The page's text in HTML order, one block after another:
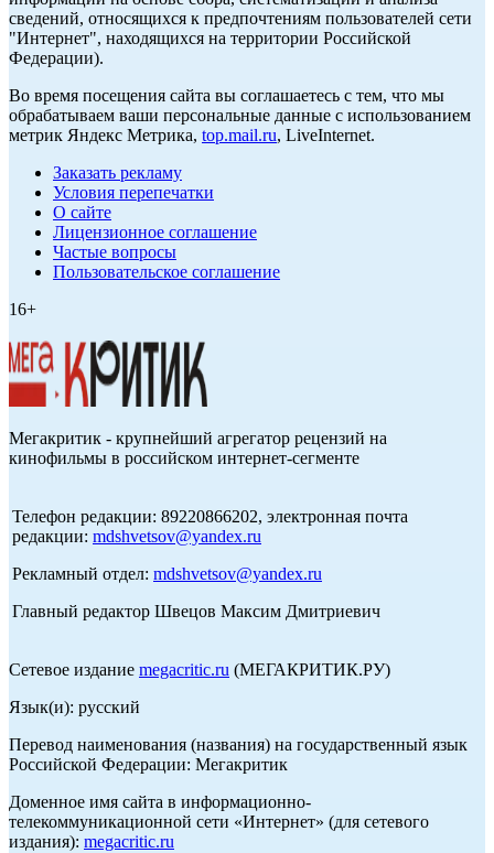
сведений, относящихся к предпочтениям пользователей сети
"Интернет", находящихся на территории Российской
Федерации).
Во время посещения сайта вы соглашаетесь с тем, что мы
обрабатываем ваши персональные данные с использованием
метрик Яндекс Метрика, top.mail.ru, LiveInternet.
Заказать рекламу
Условия перепечатки
О сайте
Лицензионное соглашение
Частые вопросы
Пользовательское соглашение
16+
Мегакритик - крупнейший агрегатор рецензий на
кинофильмы в российском интернет-сегменте
Телефон редакции: 89220866202, электронная почта
редакции: mdshvetsov@yandex.ru
Рекламный отдел: mdshvetsov@yandex.ru
Главный редактор Швецов Максим Дмитриевич
Сетевое издание megacritic.ru (МЕГАКРИТИК.РУ)
Язык(и): русский
Перевод наименования (названия) на государственный язык
Российской Федерации: Мегакритик
Доменное имя сайта в информационно-
телекоммуникационной сети «Интернет» (для сетевого
издания): megacritic.ru